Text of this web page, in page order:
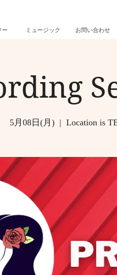
ー ミュージック お問い合わせ
5月08日(月)
  |
Location is